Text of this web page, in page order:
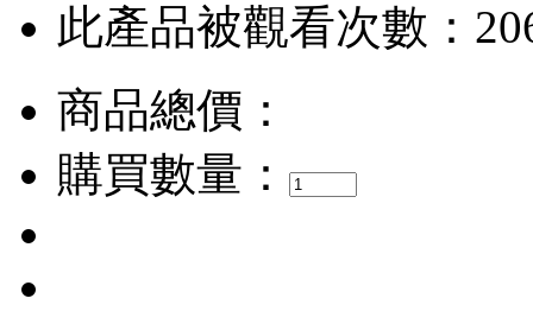
此產品被觀看次數：
商品總價：
購買數量：